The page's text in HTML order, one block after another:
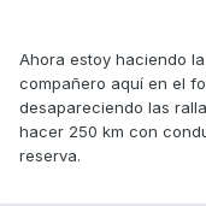
Ahora estoy haciendo
compañero aquí en el
desapareciendo las
hacer 250 km con
reserva.